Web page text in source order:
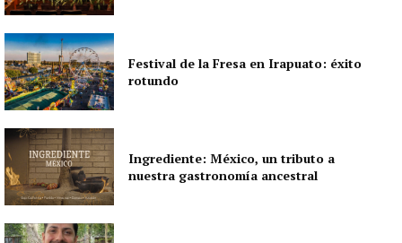
Festival de la Fresa en Irapuato: éxito
rotundo
Ingrediente: México, un tributo a
nuestra gastronomía ancestral